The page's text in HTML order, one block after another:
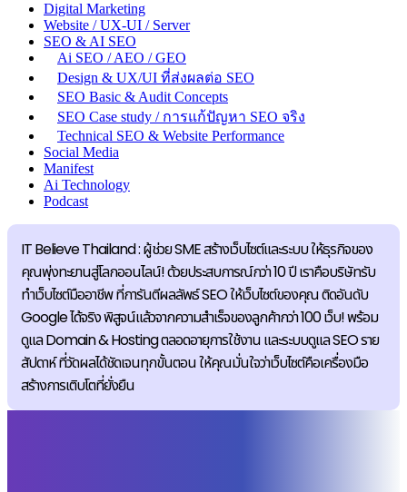
Digital Marketing
Website / UX-UI / Server
SEO & AI SEO
Ai SEO / AEO / GEO
Design & UX/UI ที่ส่งผลต่อ SEO
SEO Basic & Audit Concepts
SEO Case study / การแก้ปัญหา SEO จริง
Technical SEO & Website Performance
Social Media
Manifest
Ai Technology
Podcast
IT Believe Thailand : ผู้ช่วย SME สร้างเว็บไซต์และระบบ ให้ธุรกิจของ
คุณพุ่งทะยานสู่โลกออนไลน์! ด้วยประสบการณ์กว่า 10 ปี เราคือบริษัทรับ
ทำเว็บไซต์มืออาชีพ ที่การันตีผลลัพธ์ SEO ให้เว็บไซต์ของคุณ ติดอันดับ
Google ได้จริง พิสูจน์แล้วจากความสำเร็จของลูกค้ากว่า 100 เว็บ! พร้อม
ดูแล Domain & Hosting ตลอดอายุการใช้งาน และระบบดูแล SEO ราย
สัปดาห์ ที่วัดผลได้ชัดเจนทุกขั้นตอน ให้คุณมั่นใจว่าเว็บไซต์คือเครื่องมือ
สร้างการเติบโตที่ยั่งยืน